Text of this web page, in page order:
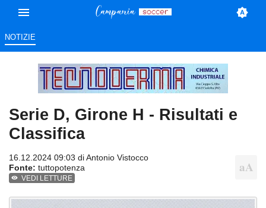
NOTIZIE
Serie D, Girone H - Risultati e
Classifica
16.12.2024 09:03 diAntonio Vistocco
Fonte: tuttopotenza
VEDI LETTURE